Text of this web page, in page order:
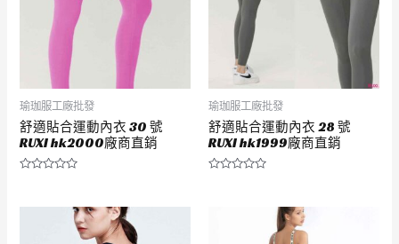
瑜珈服工廠批發
舒適貼合運動內衣 30 號
RUXI hk2000廠商直銷
瑜珈服工廠批發
舒適貼合運動內衣 28 號
RUXI hk1999廠商直銷